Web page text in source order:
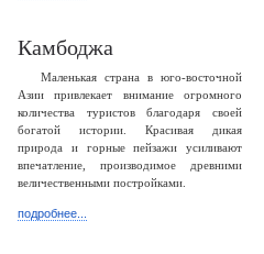
Камбоджа
Маленькая страна в юго-восточной
Азии привлекает внимание огромного
количества туристов благодаря своей
богатой истории. Красивая дикая
природа и горные пейзажи усиливают
впечатление, производимое древними
величественными постройками.
подробнее...